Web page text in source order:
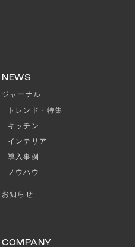
NEWS
ジャーナル
トレンド・特集
キッチン
インテリア
導入事例
ノウハウ
お知らせ
COMPANY